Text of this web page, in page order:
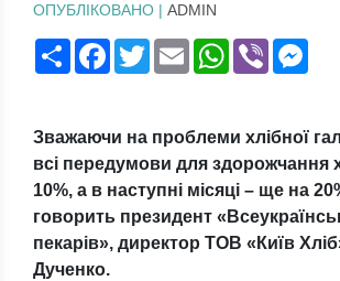
ОПУБЛІКОВАНО | ADMIN
ПоширитиFacebook
TwitterEmail WhatsApp
Viber
Зважаючи на проблеми хлібної
всі передумови для здорожчання
10%, а в наступні місяці – ще на
говорить президент
пекарів», директор ТОВ «Київ
Дученко.